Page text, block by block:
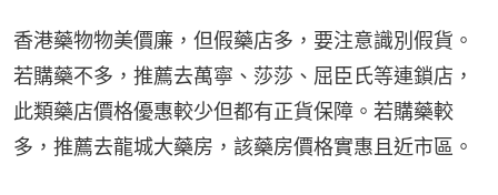
香港藥物物美價廉，但假藥店多，要注意識別假貨。
若購藥不多，推薦去萬寧、莎莎、屈臣氏等連鎖店，
此類藥店價格優惠較少但都有正貨保障。若購藥較
多，推薦去龍城大藥房，該藥房價格實惠且近市區。